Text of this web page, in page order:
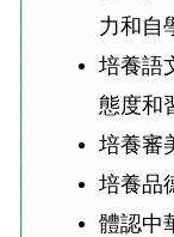
力和自
培養語
態度和
培養審
培養品
體認中